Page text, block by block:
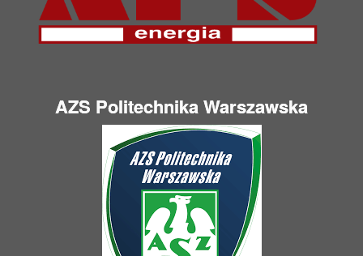
AZS Politechnika Warszawska